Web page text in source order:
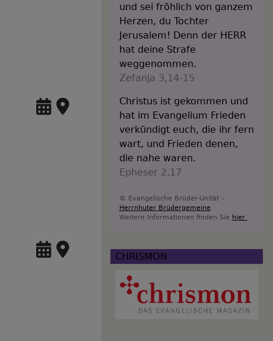
und sei fröhlich von ganzem
Herzen, du Tochter
Jerusalem! Denn der HERR
hat deine Strafe
weggenommen.
Zefanja 3,14-15
Christus ist gekommen und
hat im Evangelium Frieden
verkündigt euch, die ihr fern
wart, und Frieden denen,
die nahe waren.
Epheser 2,17
© Evangelische Brüder-Unität –
Herrnhuter Brüdergemeine
Weitere Informationen finden Sie hier .
CHRISMON